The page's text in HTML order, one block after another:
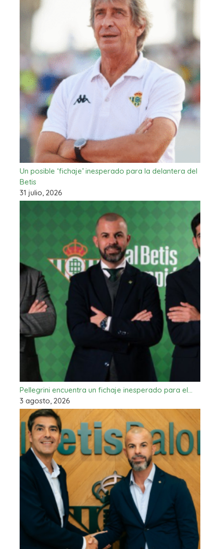
Un posible ‘fichaje’ inesperado para la delantera del
Betis
31 julio, 2026
Pellegrini encuentra un fichaje inesperado para el…
3 agosto, 2026